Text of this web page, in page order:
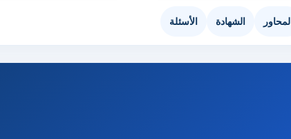
المحاور الشهادة الأسئلة